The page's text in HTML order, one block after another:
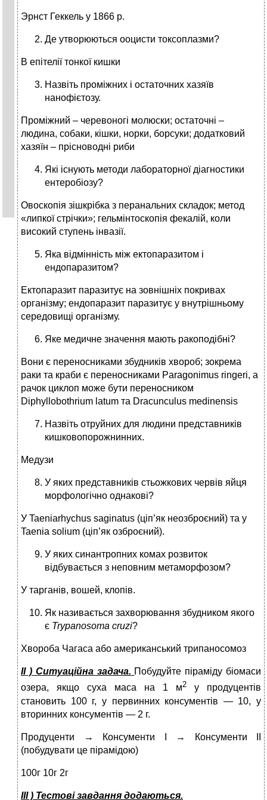
Эрнст Геккель у 1866 р.
Де утворюються ооцисти токсоплазми?
В епітелії тонкої кишки
Назвіть проміжних і остаточних хазяїв
нанофієтозу.
Проміжний – черевоногі молюски; остаточні –
людина, собаки, кішки, норки, борсуки; додатковий
хазяїн – прісноводні риби
Які існують методи лабораторної діагностики
ентеробіозу?
Овоскопія зішкрібка з перанальних складок; метод
«липкої стрічки»; гельмінтоскопія фекалій, коли
високий ступень інвазії.
Яка відмінність між ектопаразитом і
ендопаразитом?
Ектопаразит паразитує на зовнішніх покривах
організму; ендопаразит паразитує у внутрішньому
середовищі організму.
Яке медичне значення мають ракоподібні?
Вони є переносниками збудників хвороб; зокрема
раки та краби є переносниками Paragonimus ringeri, а
рачок циклоп може бути переносником
Diphyllobothrium latum та Dracunculus medinensis
Назвіть отруйних для людини представників
кишковопорожнинних.
Медузи
У яких представників стьожкових червів яйця
морфологічно однакові?
У Taeniarhychus saginatus (ціп’як неозброєний) та у
Taenia solium (ціп’як озброєний).
У яких синантропних комах розвиток
відбувається з неповним метаморфозом?
У тарганів, вошей, клопів.
Як називається захворювання збудником якого
є Trypanosoma cruzi?
Хвороба Чагаса або американський трипаносомоз
ІІ ) Ситуаційна задача. Побудуйте піраміду біомаси
озера, якщо суха маса на 1 м2 у продуцентів
становить 100 г, у первинних консументів — 10, у
вторинних консументів — 2 г.
Продуценти → Консументи І → Консументи ІІ
(побудувати це пірамідою)
100г 10г 2г
ІІІ ) Тестові завдання додаються.